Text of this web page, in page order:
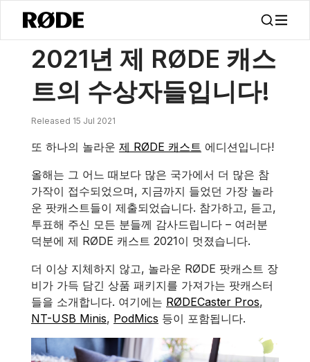
/ 2021년 제 RØDE 캐스트의 수상자들입니다!
2021년 제 RØDE 캐스
트의 수상자들입니다!
Released 15 Jul 2021
또 하나의 놀라운 제 RØDE 캐스트 에디션입니다!
올해는 그 어느 때보다 많은 국가에서 더 많은 참
가작이 접수되었으며, 지금까지 들었던 가장 놀라
운 팟캐스트들이 제출되었습니다. 참가하고, 듣고,
투표해 주신 모든 분들께 감사드립니다 – 여러분
덕분에 제 RØDE 캐스트 2021이 멋졌습니다.
더 이상 지체하지 않고, 놀라운 RØDE 팟캐스트 장
비가 가득 담긴 상품 패키지를 가져가는 팟캐스터
들을 소개합니다. 여기에는 RØDECaster Pros,
NT-USB Minis, PodMics 등이 포함됩니다.